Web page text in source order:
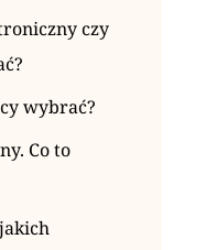
czy
wybrać?
Co to